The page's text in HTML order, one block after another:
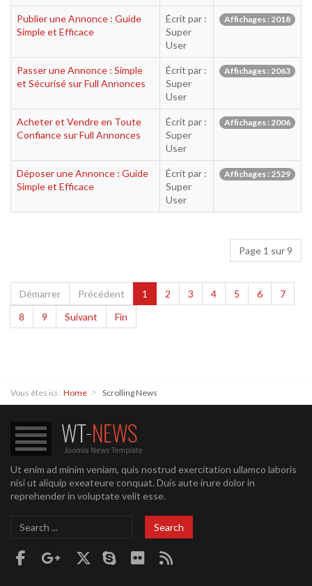
Publier une Annonce : Guide
Simple et Efficace
Écrit par :
Super
User
Affichages : 2018
Passer une Annonce : Simple
et Sécurisé sur Full Annonces
Écrit par :
Super
User
Affichages : 2063
Acheter et Vendre en Toute
Confiance sur Full Annonces
Écrit par :
Super
User
Affichages : 2006
Déposer une Annonce : Guide
Simple et Efficace
Écrit par :
Super
User
Affichages : 2529
Page 1 sur 9
Démarrer Précédent 1 2 3 4 5 6
7
8
9 Suivant Fin
Vous êtes ici : Home Scrolling News
Ut enim ad minim veniam, quis nostrud exercitation ullamco laboris
nisi ut aliquip exeateure conquat. Duis aute irure dolor in
reprehender in voluptate velit esse.
Search
Search